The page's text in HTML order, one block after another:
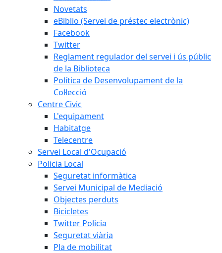
Novetats
eBiblio (Servei de préstec electrònic)
Facebook
Twitter
Reglament regulador del servei i ús públic
de la Biblioteca
Política de Desenvolupament de la
Col·lecció
Centre Civic
L'equipament
Habitatge
Telecentre
Servei Local d'Ocupació
Policia Local
Seguretat informàtica
Servei Municipal de Mediació
Objectes perduts
Bicicletes
Twitter Policia
Seguretat viària
Pla de mobilitat